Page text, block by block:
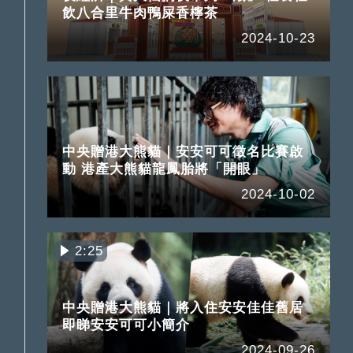
飲八合里牛肉鴨屎香檸茶
2024-10-23
中央贈港大熊貓｜安安可可徵名比賽啟
動 港產大熊貓龍鳳胎將「開眼」
2024-10-02
2:25
中央贈港大熊貓｜將入住安安佳佳舊居
即睇安安可可小簡介